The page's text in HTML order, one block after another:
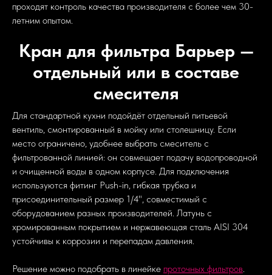
проходят контроль качества производителя с более чем 30-
летним опытом.
Кран для фильтра Барьер —
отдельный или в составе
смесителя
Для стандартной кухни подойдёт отдельный питьевой
вентиль, смонтированный в мойку или столешницу. Если
место ограничено, удобнее выбрать смеситель с
фильтрованной линией: он совмещает подачу водопроводной
и очищенной воды в одном корпусе. Для подключения
используются фитинг Push-in, гибкая трубка и
присоединительный размер 1/4", совместимый с
оборудованием разных производителей. Латунь с
хромированным покрытием и нержавеющая сталь AISI 304
устойчивы к коррозии и перепадам давления.
Решение можно подобрать в линейке проточных фильтров.